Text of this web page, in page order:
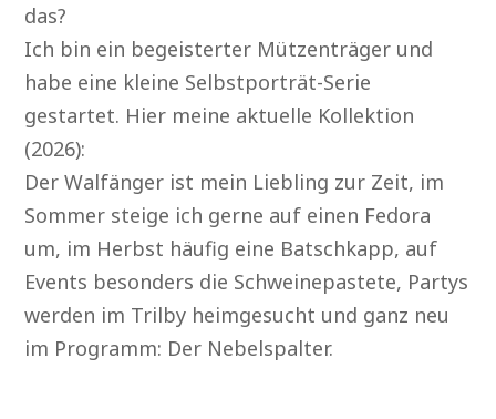
das?
Ich bin ein begeisterter Mützenträger und
habe eine kleine Selbstporträt-Serie
gestartet. Hier meine aktuelle Kollektion
(2026):
Der Walfänger ist mein Liebling zur Zeit, im
Sommer steige ich gerne auf einen Fedora
um, im Herbst häufig eine Batschkapp, auf
Events besonders die Schweinepastete, Partys
werden im Trilby heimgesucht und ganz neu
im Programm: Der Nebelspalter.